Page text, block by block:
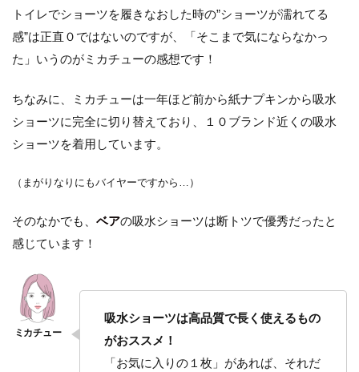
トイレでショーツを履きなおした時の”ショーツが濡れてる
感”は正直０ではないのですが、「そこまで気にならなかっ
た」いうのがミカチューの感想です！
ちなみに、ミカチューは一年ほど前から紙ナプキンから吸水
ショーツに完全に切り替えており、１０ブランド近くの吸水
ショーツを着用しています。
（まがりなりにもバイヤーですから…）
そのなかでも、 ベアの吸水ショーツは断トツで優秀だったと
感じています！
吸水ショーツは高品質で長く使えるもの
がおススメ！
「お気に入りの１枚」があれば、それだ